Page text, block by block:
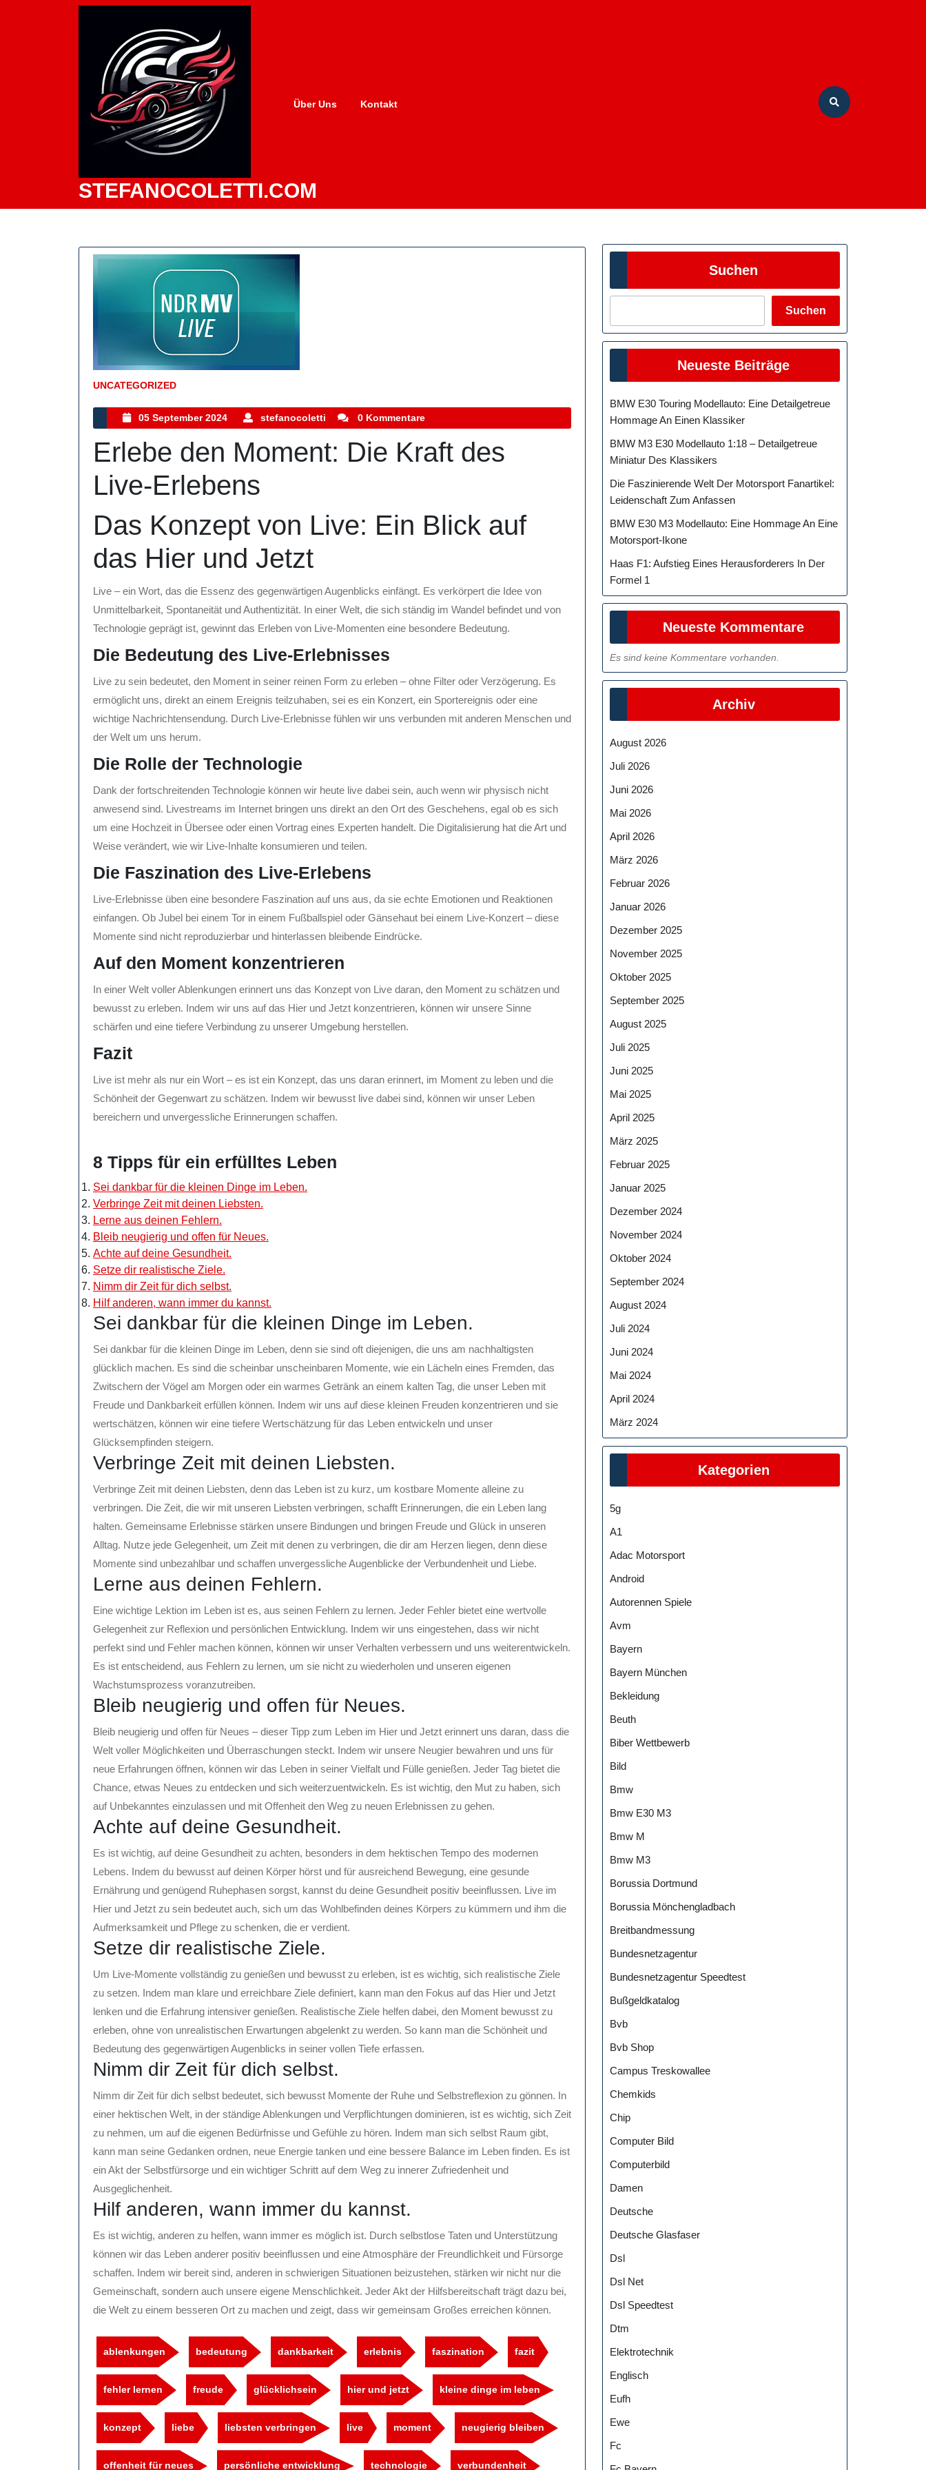
STEFANOCOLETTI.COM
Über Uns Kontakt
UNCATEGORIZED
Kategorie
05 September 2024
05
September
2024
stefanocoletti stefanocoletti
0 Kommentare
Erlebe den Moment: Die Kraft des
Live-Erlebens
Das Konzept von Live: Ein Blick auf
das Hier und Jetzt
Live – ein Wort, das die Essenz des gegenwärtigen Augenblicks einfängt. Es verkörpert die Idee von
Unmittelbarkeit, Spontaneität und Authentizität. In einer Welt, die sich ständig im Wandel befindet und von
Technologie geprägt ist, gewinnt das Erleben von Live-Momenten eine besondere Bedeutung.
Die Bedeutung des Live-Erlebnisses
Live zu sein bedeutet, den Moment in seiner reinen Form zu erleben – ohne Filter oder Verzögerung. Es
ermöglicht uns, direkt an einem Ereignis teilzuhaben, sei es ein Konzert, ein Sportereignis oder eine
wichtige Nachrichtensendung. Durch Live-Erlebnisse fühlen wir uns verbunden mit anderen Menschen und
der Welt um uns herum.
Die Rolle der Technologie
Dank der fortschreitenden Technologie können wir heute live dabei sein, auch wenn wir physisch nicht
anwesend sind. Livestreams im Internet bringen uns direkt an den Ort des Geschehens, egal ob es sich
um eine Hochzeit in Übersee oder einen Vortrag eines Experten handelt. Die Digitalisierung hat die Art und
Weise verändert, wie wir Live-Inhalte konsumieren und teilen.
Die Faszination des Live-Erlebens
Live-Erlebnisse üben eine besondere Faszination auf uns aus, da sie echte Emotionen und Reaktionen
einfangen. Ob Jubel bei einem Tor in einem Fußballspiel oder Gänsehaut bei einem Live-Konzert – diese
Momente sind nicht reproduzierbar und hinterlassen bleibende Eindrücke.
Auf den Moment konzentrieren
In einer Welt voller Ablenkungen erinnert uns das Konzept von Live daran, den Moment zu schätzen und
bewusst zu erleben. Indem wir uns auf das Hier und Jetzt konzentrieren, können wir unsere Sinne
schärfen und eine tiefere Verbindung zu unserer Umgebung herstellen.
Fazit
Live ist mehr als nur ein Wort – es ist ein Konzept, das uns daran erinnert, im Moment zu leben und die
Schönheit der Gegenwart zu schätzen. Indem wir bewusst live dabei sind, können wir unser Leben
bereichern und unvergessliche Erinnerungen schaffen.
8 Tipps für ein erfülltes Leben
Sei dankbar für die kleinen Dinge im Leben.
Verbringe Zeit mit deinen Liebsten.
Lerne aus deinen Fehlern.
Bleib neugierig und offen für Neues.
Achte auf deine Gesundheit.
Setze dir realistische Ziele.
Nimm dir Zeit für dich selbst.
Hilf anderen, wann immer du kannst.
Sei dankbar für die kleinen Dinge im Leben.
Sei dankbar für die kleinen Dinge im Leben, denn sie sind oft diejenigen, die uns am nachhaltigsten
glücklich machen. Es sind die scheinbar unscheinbaren Momente, wie ein Lächeln eines Fremden, das
Zwitschern der Vögel am Morgen oder ein warmes Getränk an einem kalten Tag, die unser Leben mit
Freude und Dankbarkeit erfüllen können. Indem wir uns auf diese kleinen Freuden konzentrieren und sie
wertschätzen, können wir eine tiefere Wertschätzung für das Leben entwickeln und unser
Glücksempfinden steigern.
Verbringe Zeit mit deinen Liebsten.
Verbringe Zeit mit deinen Liebsten, denn das Leben ist zu kurz, um kostbare Momente alleine zu
verbringen. Die Zeit, die wir mit unseren Liebsten verbringen, schafft Erinnerungen, die ein Leben lang
halten. Gemeinsame Erlebnisse stärken unsere Bindungen und bringen Freude und Glück in unseren
Alltag. Nutze jede Gelegenheit, um Zeit mit denen zu verbringen, die dir am Herzen liegen, denn diese
Momente sind unbezahlbar und schaffen unvergessliche Augenblicke der Verbundenheit und Liebe.
Lerne aus deinen Fehlern.
Eine wichtige Lektion im Leben ist es, aus seinen Fehlern zu lernen. Jeder Fehler bietet eine wertvolle
Gelegenheit zur Reflexion und persönlichen Entwicklung. Indem wir uns eingestehen, dass wir nicht
perfekt sind und Fehler machen können, können wir unser Verhalten verbessern und uns weiterentwickeln.
Es ist entscheidend, aus Fehlern zu lernen, um sie nicht zu wiederholen und unseren eigenen
Wachstumsprozess voranzutreiben.
Bleib neugierig und offen für Neues.
Bleib neugierig und offen für Neues – dieser Tipp zum Leben im Hier und Jetzt erinnert uns daran, dass die
Welt voller Möglichkeiten und Überraschungen steckt. Indem wir unsere Neugier bewahren und uns für
neue Erfahrungen öffnen, können wir das Leben in seiner Vielfalt und Fülle genießen. Jeder Tag bietet die
Chance, etwas Neues zu entdecken und sich weiterzuentwickeln. Es ist wichtig, den Mut zu haben, sich
auf Unbekanntes einzulassen und mit Offenheit den Weg zu neuen Erlebnissen zu gehen.
Achte auf deine Gesundheit.
Es ist wichtig, auf deine Gesundheit zu achten, besonders in dem hektischen Tempo des modernen
Lebens. Indem du bewusst auf deinen Körper hörst und für ausreichend Bewegung, eine gesunde
Ernährung und genügend Ruhephasen sorgst, kannst du deine Gesundheit positiv beeinflussen. Live im
Hier und Jetzt zu sein bedeutet auch, sich um das Wohlbefinden deines Körpers zu kümmern und ihm die
Aufmerksamkeit und Pflege zu schenken, die er verdient.
Setze dir realistische Ziele.
Um Live-Momente vollständig zu genießen und bewusst zu erleben, ist es wichtig, sich realistische Ziele
zu setzen. Indem man klare und erreichbare Ziele definiert, kann man den Fokus auf das Hier und Jetzt
lenken und die Erfahrung intensiver genießen. Realistische Ziele helfen dabei, den Moment bewusst zu
erleben, ohne von unrealistischen Erwartungen abgelenkt zu werden. So kann man die Schönheit und
Bedeutung des gegenwärtigen Augenblicks in seiner vollen Tiefe erfassen.
Nimm dir Zeit für dich selbst.
Nimm dir Zeit für dich selbst bedeutet, sich bewusst Momente der Ruhe und Selbstreflexion zu gönnen. In
einer hektischen Welt, in der ständige Ablenkungen und Verpflichtungen dominieren, ist es wichtig, sich Zeit
zu nehmen, um auf die eigenen Bedürfnisse und Gefühle zu hören. Indem man sich selbst Raum gibt,
kann man seine Gedanken ordnen, neue Energie tanken und eine bessere Balance im Leben finden. Es ist
ein Akt der Selbstfürsorge und ein wichtiger Schritt auf dem Weg zu innerer Zufriedenheit und
Ausgeglichenheit.
Hilf anderen, wann immer du kannst.
Es ist wichtig, anderen zu helfen, wann immer es möglich ist. Durch selbstlose Taten und Unterstützung
können wir das Leben anderer positiv beeinflussen und eine Atmosphäre der Freundlichkeit und Fürsorge
schaffen. Indem wir bereit sind, anderen in schwierigen Situationen beizustehen, stärken wir nicht nur die
Gemeinschaft, sondern auch unsere eigene Menschlichkeit. Jeder Akt der Hilfsbereitschaft trägt dazu bei,
die Welt zu einem besseren Ort zu machen und zeigt, dass wir gemeinsam Großes erreichen können.
ablenkungen bedeutung dankbarkeit erlebnis faszination fazit
fehler lernen freude glücklichsein hier und jetzt kleine dinge im leben
konzept liebe liebsten verbringen live moment neugierig bleiben
offenheit für neues persönliche entwicklung technologie verbundenheit
Suchen
Suchen
Neueste Beiträge
BMW E30 Touring Modellauto: Eine Detailgetreue
Hommage An Einen Klassiker
BMW M3 E30 Modellauto 1:18 – Detailgetreue
Miniatur Des Klassikers
Die Faszinierende Welt Der Motorsport Fanartikel:
Leidenschaft Zum Anfassen
BMW E30 M3 Modellauto: Eine Hommage An Eine
Motorsport-Ikone
Haas F1: Aufstieg Eines Herausforderers In Der
Formel 1
Neueste Kommentare
Es sind keine Kommentare vorhanden.
Archiv
August 2026
Juli 2026
Juni 2026
Mai 2026
April 2026
März 2026
Februar 2026
Januar 2026
Dezember 2025
November 2025
Oktober 2025
September 2025
August 2025
Juli 2025
Juni 2025
Mai 2025
April 2025
März 2025
Februar 2025
Januar 2025
Dezember 2024
November 2024
Oktober 2024
September 2024
August 2024
Juli 2024
Juni 2024
Mai 2024
April 2024
März 2024
Kategorien
5g
A1
Adac Motorsport
Android
Autorennen Spiele
Avm
Bayern
Bayern München
Bekleidung
Beuth
Biber Wettbewerb
Bild
Bmw
Bmw E30 M3
Bmw M
Bmw M3
Borussia Dortmund
Borussia Mönchengladbach
Breitbandmessung
Bundesnetzagentur
Bundesnetzagentur Speedtest
Bußgeldkatalog
Bvb
Bvb Shop
Campus Treskowallee
Chemkids
Chip
Computer Bild
Computerbild
Damen
Deutsche
Deutsche Glasfaser
Dsl
Dsl Net
Dsl Speedtest
Dtm
Elektrotechnik
Englisch
Eufh
Ewe
Fc